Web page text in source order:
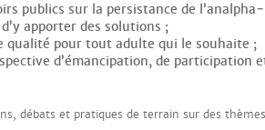
publics sur la persistance de l’analpha­
apporter des solutions ;
pour tout adulte qui le souhaite ;
d’émancipation, de participation
débats et pratiques de terrain sur des thèmes